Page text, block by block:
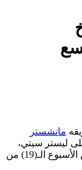
مانشستر
ليستر سيتي،
يوم الأحد، بنتيجة (6/3) على ملعب “الاتحاد” ضمن الأسبوع الـ(19) من